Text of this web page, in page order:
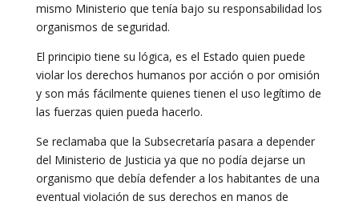
mismo Ministerio que tenía bajo su responsabilidad los
organismos de seguridad.
El principio tiene su lógica, es el Estado quien puede
violar los derechos humanos por acción o por omisión
y son más fácilmente quienes tienen el uso legítimo de
las fuerzas quien pueda hacerlo.
Se reclamaba que la Subsecretaría pasara a depender
del Ministerio de Justicia ya que no podía dejarse un
organismo que debía defender a los habitantes de una
eventual violación de sus derechos en manos de